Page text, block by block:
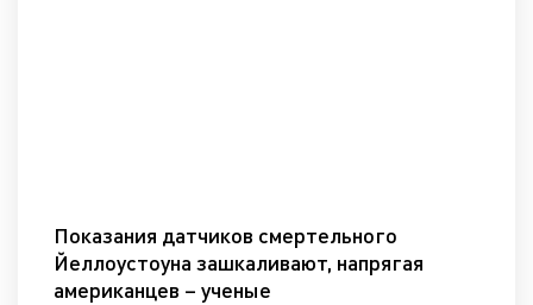
Показания датчиков смертельного
Йеллоустоуна зашкаливают, напрягая
американцев – ученые